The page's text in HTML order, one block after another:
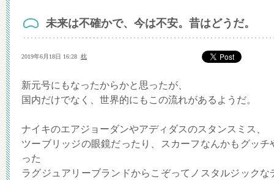
未来は不確かで、今は不安。昔はどうだ。
2019年6月18日 16:28 枕
新元号にもなったからかと思ったが、
国内だけでなく、世界的にもこの流れがあるようだ。
ナイキのエアジョーダンやアディダスのスタンスミス、
ツーブリッジの眼鏡だったり、スカーフなんかもグッチ
った
ラグジュアリーブランドからこぞってノスタルジックな